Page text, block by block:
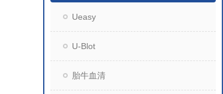
Ueasy
U-Blot
胎牛血清